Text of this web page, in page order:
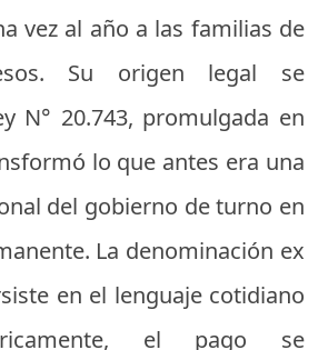
vez al año a las familias de
Su origen legal se
N° 20.743, promulgada en
lo que antes era una
del gobierno de turno en
La denominación ex
en el lenguaje cotidiano
el pago se